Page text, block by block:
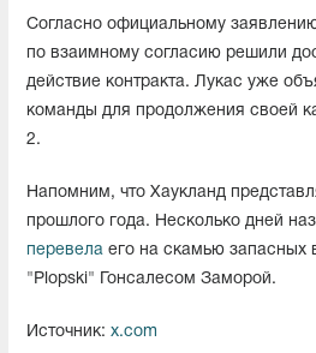
Согласно официальному
по взаимному согласию решили
действие контракта. Лукас уже
команды для продолжения своей
2.
Напомним, что Хаукланд
прошлого года. Несколько дней
перевела его на скамью запасных
"Plopski" Гонсалесом Заморой.
Источник: x.com